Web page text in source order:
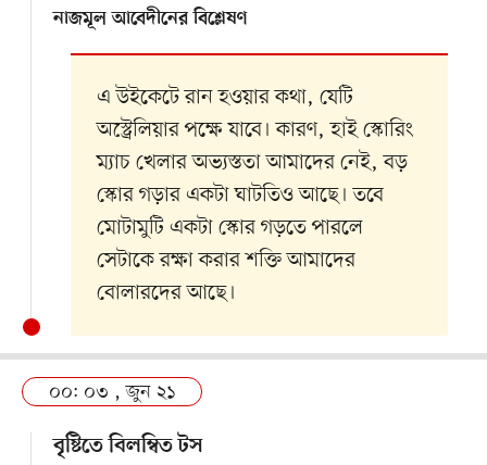
নাজমূল আবেদীনের বিশ্লেষণ
এ উইকেটে রান হওয়ার কথা, যেটি
অস্ট্রেলিয়ার পক্ষে যাবে। কারণ, হাই স্কোরিং
ম্যাচ খেলার অভ্যস্ততা আমাদের নেই, বড়
স্কোর গড়ার একটা ঘাটতিও আছে। তবে
মোটামুটি একটা স্কোর গড়তে পারলে
সেটাকে রক্ষা করার শক্তি আমাদের
বোলারদের আছে।
০০: ০৩ , জুন ২১
বৃষ্টিতে বিলম্বিত টস